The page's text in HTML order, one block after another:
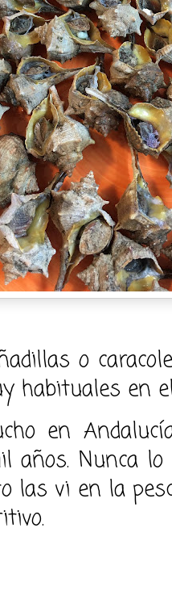
o
habituales en
en
años. Nunca
las vi en la